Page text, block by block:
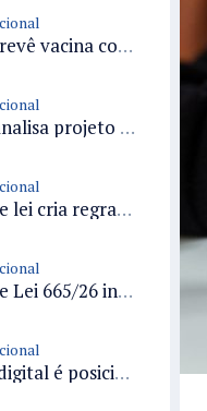
Projeto prevê vacina contra HPV obrigatória e testes moleculares para rastreamento do câncer do colo do útero
Câmara analisa projeto que cria Política Nacional de Qualificação e Valorização da Preceptoria na Residência Médica
Projeto de lei cria regras para punir litigância abusiva reversa e integrar sistemas do Judiciário
Projeto de Lei 665/26 institui política nacional para prevenção ao transfeminicídio e prevê medidas de proteção e reparação
Inclusão digital é posicionada como pilar essencial da reurbanização de favelas e periferias